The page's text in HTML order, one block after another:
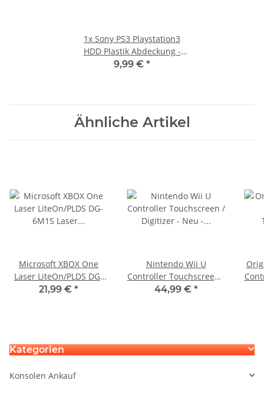
1x Sony PS3 Playstation3
HDD Plastik Abdeckung -
CECHK04 - CECHL04 - 40 GB
9,99 € *
Ähnliche Artikel
Microsoft XBOX One
Laser LiteOn/PLDS DG-
6M1S Laser HOP-B150
21,99 € *
Nintendo Wii U
Controller Touchscreen /
Digitizer - Neu - Einbau /
44,99 € *
Kategorien
Konsolen Ankauf